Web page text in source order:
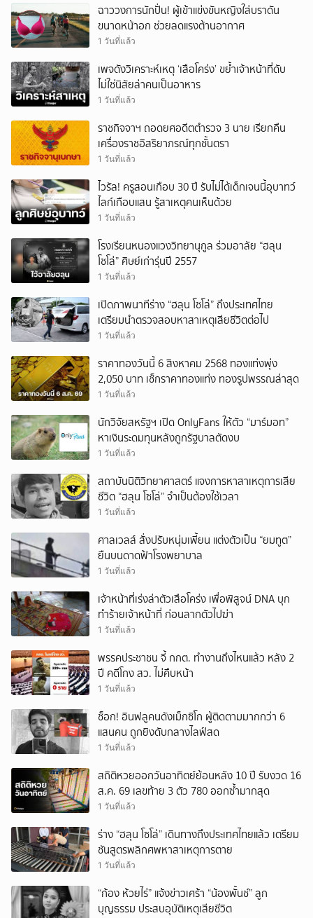
ฉาววงการนักปั่น! ผู้เข้าแข่งขันหญิงใส่บราดัน
ขนาดหน้าอก ช่วยลดแรงต้านอากาศ
1 วันที่แล้ว
เพจดังวิเคราะห์เหตุ ‘เสือโคร่ง’ ขย้ำเจ้าหน้าที่ดับ
ไม่ใช่นิสัยล่าคนเป็นอาหาร
1 วันที่แล้ว
ราชกิจจาฯ ถอดยศอดีตตำรวจ 3 นาย เรียกคืน
เครื่องราชอิสริยาภรณ์ทุกชั้นตรา
1 วันที่แล้ว
ไวรัล! ครูสอนเกือบ 30 ปี รับไม่ได้เด็กเจนนี้อุบาทว์
ไลก์เกือบแสน รู้สาเหตุคนเห็นด้วย
1 วันที่แล้ว
โรงเรียนหนองแวงวิทยานุกูล ร่วมอาลัย “ฮลุน
โซโล่” ศิษย์เก่ารุ่นปี 2557
1 วันที่แล้ว
เปิดภาพนาทีร่าง “ฮลุน โซโล่” ถึงประเทศไทย
เตรียมนำตรวจสอบหาสาเหตุเสียชีวิตต่อไป
1 วันที่แล้ว
ราคาทองวันนี้ 6 สิงหาคม 2568 ทองแท่งพุ่ง
2,050 บาท เช็กราคาทองแท่ง ทองรูปพรรณล่าสุด
1 วันที่แล้ว
นักวิจัยสหรัฐฯ เปิด OnlyFans ให้ตัว “มาร์มอท”
หาเงินระดมทุนหลังถูกรัฐบาลตัดงบ
1 วันที่แล้ว
สถาบันนิติวิทยาศาสตร์ แจงการหาสาเหตุการเสีย
ชีวิต “ฮลุน โซโล่” จำเป็นต้องใช้เวลา
1 วันที่แล้ว
ศาลเวลส์ สั่งปรับหนุ่มเพี้ยน แต่งตัวเป็น “ยมทูต”
ยืนบนดาดฟ้าโรงพยาบาล
1 วันที่แล้ว
เจ้าหน้าที่เร่งล่าตัวเสือโคร่ง เพื่อพิสูจน์ DNA บุก
ทำร้ายเจ้าหน้าที่ ก่อนลากตัวไปฆ่า
1 วันที่แล้ว
พรรคประชาชน จี้ กกต. ทำงานถึงไหนแล้ว หลัง 2
ปี คดีโกง สว. ไม่คืบหน้า
1 วันที่แล้ว
ช็อก! อินฟลูคนดังเม็กซิโก ผู้ติดตามมากกว่า 6
แสนคน ถูกยิงดับกลางไลฟ์สด
1 วันที่แล้ว
สถิติหวยออกวันอาทิตย์ย้อนหลัง 10 ปี รับงวด 16
ส.ค. 69 เลขท้าย 3 ตัว 780 ออกซ้ำมากสุด
1 วันที่แล้ว
ร่าง “ฮลุน โซโล่” เดินทางถึงประเทศไทยแล้ว เตรียม
ชันสูตรพลิกศพหาสาเหตุการตาย
1 วันที่แล้ว
“ก้อง ห้วยไร่” แจ้งข่าวเศร้า “น้องพั้นช์” ลูก
บุญธรรม ประสบอุบัติเหตุเสียชีวิต
ยกเลิก